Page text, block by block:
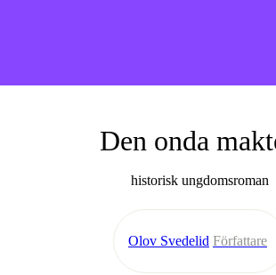
Den onda
historisk ungdomsroman
Olov Svedelid Författare